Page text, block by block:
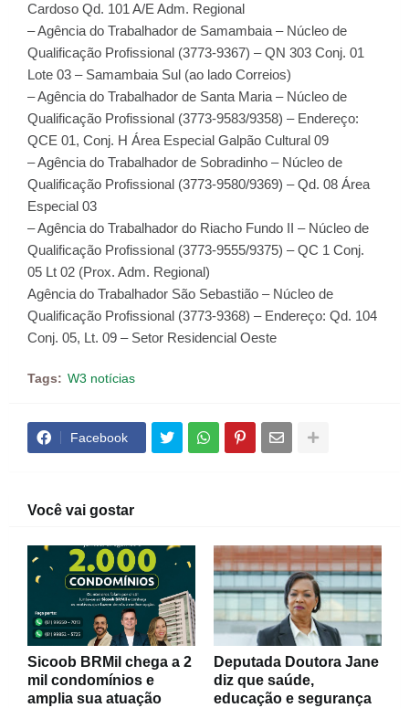
Cardoso Qd. 101 A/E Adm. Regional
– Agência do Trabalhador de Samambaia – Núcleo de
Qualificação Profissional (3773-9367) – QN 303 Conj. 01
Lote 03 – Samambaia Sul (ao lado Correios)
– Agência do Trabalhador de Santa Maria – Núcleo de
Qualificação Profissional (3773-9583/9358) – Endereço:
QCE 01, Conj. H Área Especial Galpão Cultural 09
– Agência do Trabalhador de Sobradinho – Núcleo de
Qualificação Profissional (3773-9580/9369) – Qd. 08 Área
Especial 03
– Agência do Trabalhador do Riacho Fundo II – Núcleo de
Qualificação Profissional (3773-9555/9375) – QC 1 Conj.
05 Lt 02 (Prox. Adm. Regional)
Agência do Trabalhador São Sebastião – Núcleo de
Qualificação Profissional (3773-9368) – Endereço: Qd. 104
Conj. 05, Lt. 09 – Setor Residencial Oeste
Tags: W3 notícias
Facebook
Você vai gostar
Sicoob BRMil chega a 2
mil condomínios e
amplia sua atuação
Deputada Doutora Jane
diz que saúde,
educação e segurança